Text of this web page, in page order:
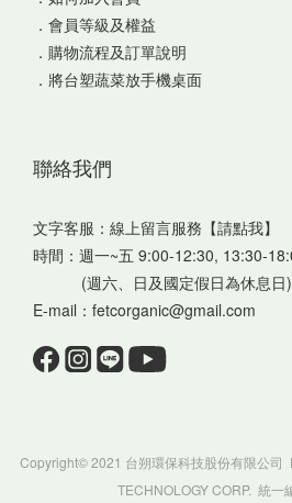
． 會員等級及權益
． 購物流程及訂單說明
． 將台塑蔬菜放手機桌面
聯絡我們
文字客服： 線上留言服務【請點我】
時間：週一~五 9:00-12:30, 13:30-
(週六、日及國定假日為休息日)
E-mail：fetcorganic@gmail.com
Copyright© 2021 台朔環保科技股份有限公司
TECHNOLOGY CORP. 統一